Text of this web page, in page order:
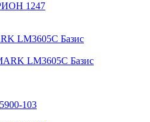
LM3605С Базис
103